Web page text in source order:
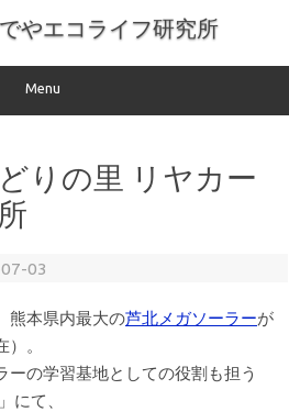
やエコライフ研究所
Menu
りの里 リヤカー
03
熊本県内最大の芦北メガソーラーが
。
ーの学習基地としての役割も担う
」にて、